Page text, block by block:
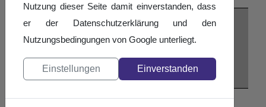
28.05.2014
City Journal - SLS
Wenn Tanz und Akrobatik verschmelzen
JMD
27.05.2014
Nutzung dieser Seite damit einverstanden, dass
er der Datenschutzerklärung und den
Nutzungsbedingungen von Google unterliegt.
Einstellungen Einverstanden